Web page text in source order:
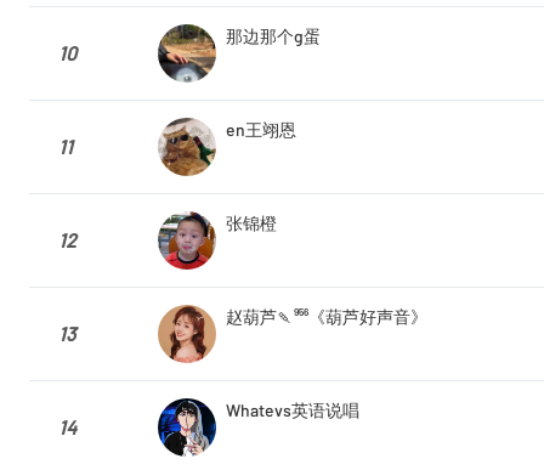
10
那边那个g蛋
11
en王翊恩
12
张锦橙
13
赵葫芦🍡⁹⁵⁶《葫芦好声音》
14
Whatevs英语说唱